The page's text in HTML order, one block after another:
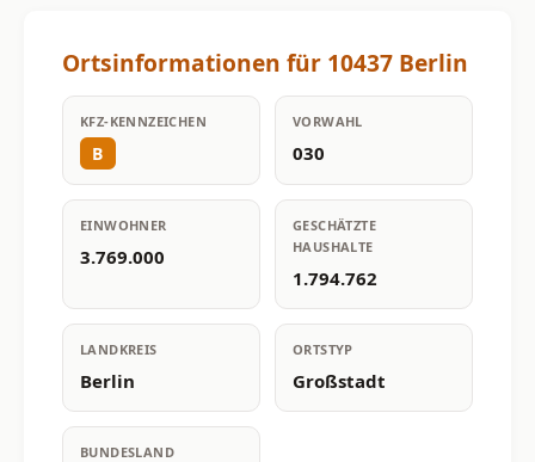
Ortsinformationen für 10437 Berlin
KFZ-KENNZEICHEN
B
VORWAHL
030
EINWOHNER
3.769.000
GESCHÄTZTE
HAUSHALTE
1.794.762
LANDKREIS
Berlin
ORTSTYP
Großstadt
BUNDESLAND